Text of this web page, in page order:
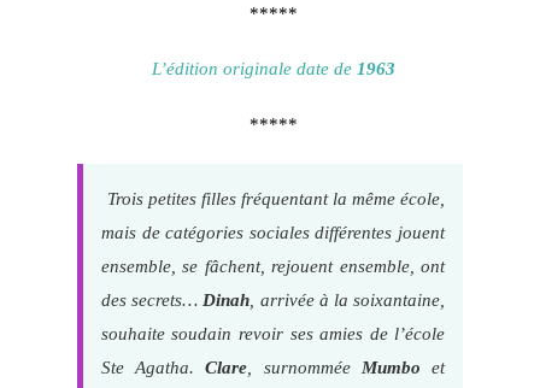
*****
L’édition originale date de 1963
*****
Trois petites filles fréquentant la même école,
mais de catégories sociales différentes jouent
ensemble, se fâchent, rejouent ensemble, ont
des secrets… Dinah , arrivée à la soixantaine,
souhaite soudain revoir ses amies de l’école
Ste Agatha.Clare , surnommée Mumbo et